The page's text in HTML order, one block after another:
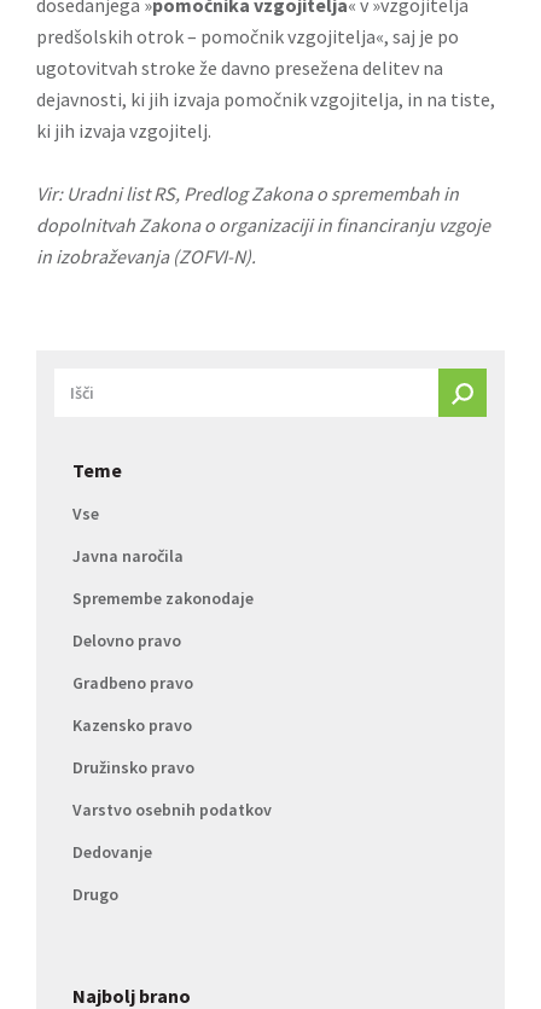
dosedanjega »pomočnika vzgojitelja« v »vzgojitelja
predšolskih otrok – pomočnik vzgojitelja«, saj je po
ugotovitvah stroke že davno presežena delitev na
dejavnosti, ki jih izvaja pomočnik vzgojitelja, in na tiste,
ki jih izvaja vzgojitelj.
Vir: Uradni list RS, Predlog Zakona o spremembah in
dopolnitvah Zakona o organizaciji in financiranju vzgoje
in izobraževanja (ZOFVI-N).
Teme
Vse
Javna naročila
Spremembe zakonodaje
Delovno pravo
Gradbeno pravo
Kazensko pravo
Družinsko pravo
Varstvo osebnih podatkov
Dedovanje
Drugo
Najbolj brano